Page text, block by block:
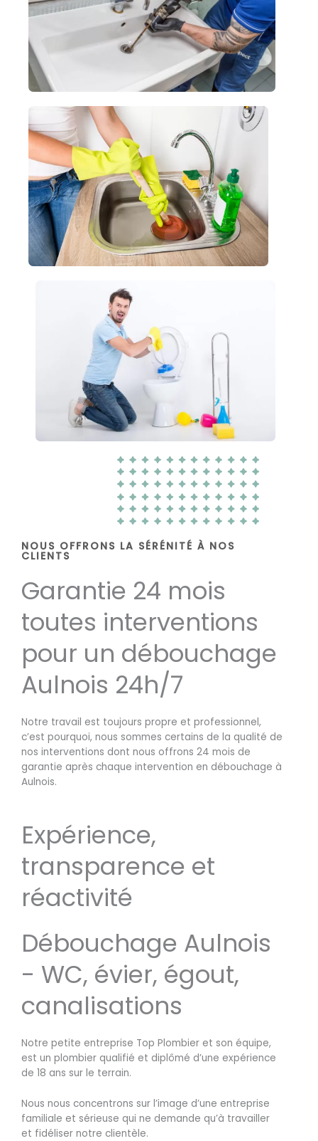
NOUS OFFRONS LA SÉRÉNITÉ À NOS
CLIENTS
Garantie 24 mois
toutes interventions
pour un débouchage
Aulnois 24h/7
Notre travail est toujours propre et professionnel,
c’est pourquoi, nous sommes certains de la qualité de
nos interventions dont nous offrons 24 mois de
garantie après chaque intervention en débouchage à
Aulnois.
Expérience,
transparence et
réactivité
Débouchage Aulnois
- WC, évier, égout,
canalisations
Notre petite entreprise Top Plombier et son équipe,
est un plombier qualifié et diplômé d’une expérience
de 18 ans sur le terrain.
Nous nous concentrons sur l’image d’une entreprise
familiale et sérieuse qui ne demande qu’à travailler
et fidéliser notre clientèle.